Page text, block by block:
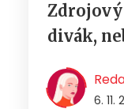
Zdrojový
divák,
6. 11.